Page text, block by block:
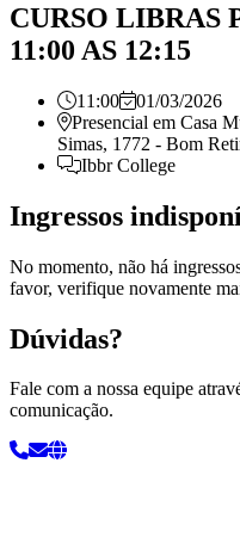
CURSO LIBRAS
11:00 AS 12:15
11:00
01/03/2026
Presencial em Casa
Simas, 1772 - Bom
Ibbr College
Ingressos
No momento, não há
favor, verifique novamente
Dúvidas?
Fale com a nossa equipe
comunicação.